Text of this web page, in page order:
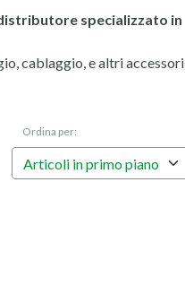
specializzato in
cablaggio, e altri accessori
alle tue esigenze specifiche.
tecniche.
Ordina per: